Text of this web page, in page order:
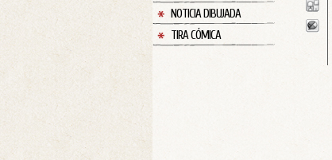
NOTICIA DIBUJADA
TIRA CÓMICA